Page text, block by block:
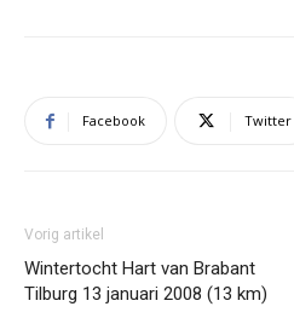
Facebook Twitter
Vorig artikel
Wintertocht Hart van Brabant
Tilburg 13 januari 2008 (13 km)